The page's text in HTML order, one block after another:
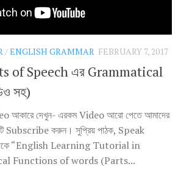
/ENGLISH GRAMMAR FEBRUARY 7, 2017
of Speech এর Grammatical
সহ)
আকারে দেখুন- এরকম Video আরো পেতে আমাদের
করুন। সুপ্রিয় পাঠক, Speak
“English Learning Tutorial in
Functions of words (Parts...